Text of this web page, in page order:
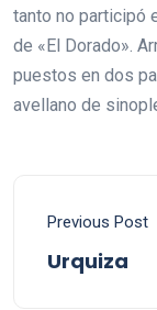
tanto no participó
de «El Dorado».
puestos en dos
avellano de
Previous Post
Urquiza